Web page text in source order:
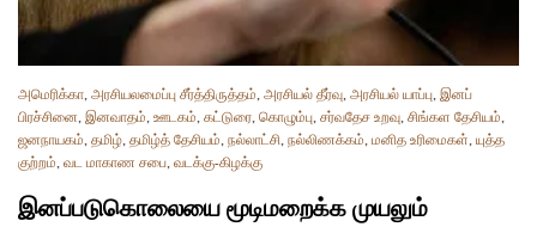
அமெரிக்கா, அரசியலமைப்பு சீர்த்திருத்தம், அரசியல் தீர்வு, அரசியல் யாப்பு, இனப்
பிரச்சினை, இனவாதம், ஊடகம், கட்டுரை, கொழும்பு, சர்வதேச உறவு, சிங்கள தேசியம்,
ஜனநாயகம், தமிழ், தமிழ்த் தேசியம், நல்லாட்சி, நல்லிணக்கம், மனித உரிமைகள், யுத்த
குற்றம், வட மாகாண சபை, வடக்கு-கிழக்கு
இனப்படுகொலையை மூடிமறைக்க முயலும்